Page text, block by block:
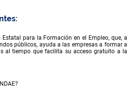
Estatal para la Formación en el Empleo, que, a
públicos, ayuda a las empresas a formar a
al tiempo que facilita su acceso gratuito a la